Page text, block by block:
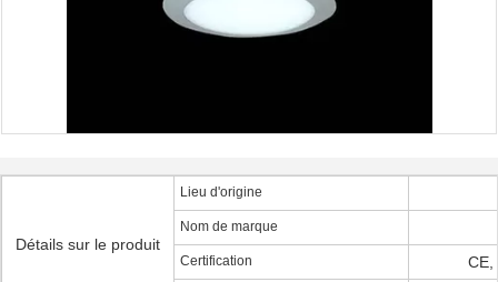
Détails sur le produit
Lieu d'origine
Nom de marque
Certification CE,